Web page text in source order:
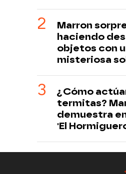
Marron
haciendo
objetos con
misteriosa
¿Cómo
termitas?
demuestra
'El